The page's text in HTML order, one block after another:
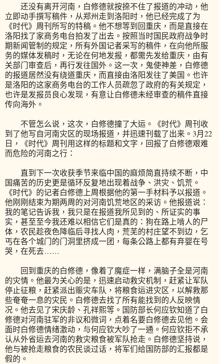
还没有离开河南，白修德就按捺不住了报道的冲动，他
立即动手撰写稿件，从郑州走到洛阳时，他已经完成了为
《时代》周刊所写的特稿。他不想等到回重庆，而是直接在
洛阳找了家商务电台拍发了出去。按照当时国民政府战争时
期新闻管制的规定，所有外国记者采写的稿件，在向他所服
务的媒体发稿时，无论在何地发报，都需先发给重庆，由有
关部门审查后，再行发往国外。这一次，鬼使神差，白修德
的报道居然没有绕道重庆，而直接由洛阳发往了美国。也许
是洛阳的这家商务电台的工作人员疏忽了政府的有关规定，
也许是发报员良心发现，有意让白修德未经审查的稿件直接
传向海外。
不管怎么说，这次，白修德撞了大运。《时代》周刊收
到了他写自河南灾区的现场报道，并迅速刊载了出来。3月22
日，《时代》周刊用这样的标题和文字，回报了白修德艰难
而危险的河南之行：
直到下一次收获季节来临中国的麻烦简直持续不断，中
国痛苦的历史更是循环反复地出现着战争、洪灾、饥荒。
《时代》的记者白修德上周根据他的第一手材料予以报道。
他刚刚结束为期两周的对河南饥荒地区的采访。他报道说：
我的笔记告诉我，我只是在报道我所见到的、所证实的事
实，甚至至今我还难以相信它们是真的：狗在路上啃人的尸
体，农民趁夜色降临后寻找人肉，荒芜的村庄望不到边，乞
丐在各个城门的门洞里挤成一团，每条公路上都有弃婴在号
哭，在死去……
回到重庆的白修德，像着了魔症一样，满脑子全是河南
的灾情。他最为关心的是，迅速启动救灾机制，赶紧让军队
停止征粮，赶紧派出赈灾车队，将粮食运进灾区，以解救那
些奄奄一息的灾民。白修德去找了所有能找到的人反映情
况。他去见了宋庆龄、孔祥熙等。国防部长何应钦知道了白
修德对河南驻军的非议和微词，点着名要白修德去见他。会
面时白修德情绪激动，与何应钦大吵了一通。何应钦拒不承
认从外省运去河南的救灾粮食被军队抢走。白修德坚持说，
他与被抢走粮食的农民谈过话，将军们给国防部的汇报都是
假的。